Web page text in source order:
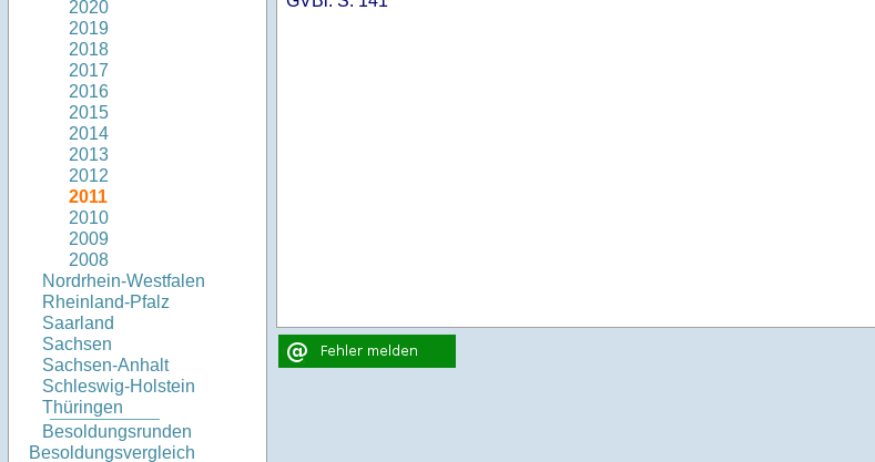
2020
2019
2018
2017
2016
2015
2014
2013
2012
2011
2010
2009
2008
Nordrhein-Westfalen
Rheinland-Pfalz
Saarland
Sachsen
Sachsen-Anhalt
Schleswig-Holstein
Thüringen
Besoldungsrunden
Besoldungsvergleich